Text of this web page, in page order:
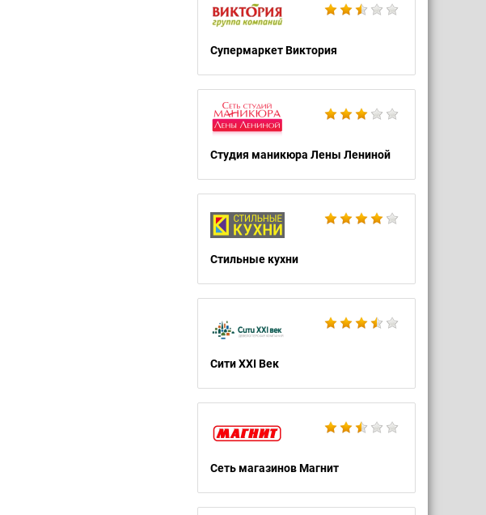
Супермаркет Виктория
Студия маникюра Лены Лениной
Стильные кухни
Сити XXI Век
Сеть магазинов Магнит